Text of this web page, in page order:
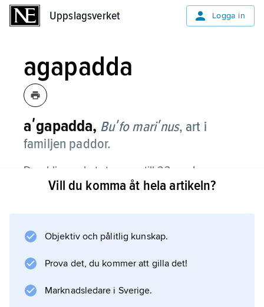
Uppslagsverket Logga in
agapadda
aʹgapadda, Buʹfo mariʹnus, art i
familjen paddor.
Den blir mycket stor, upp till 23 cm. I
försvarssyfte utsöndrar den med hudkörtlar ett
Sydamerika och är inplanterad i bl.a. norra
hastighet.
Vill du komma åt hela artikeln?
Objektiv och pålitlig kunskap.
Prova det, du kommer att gilla det!
Marknadsledare i Sverige.